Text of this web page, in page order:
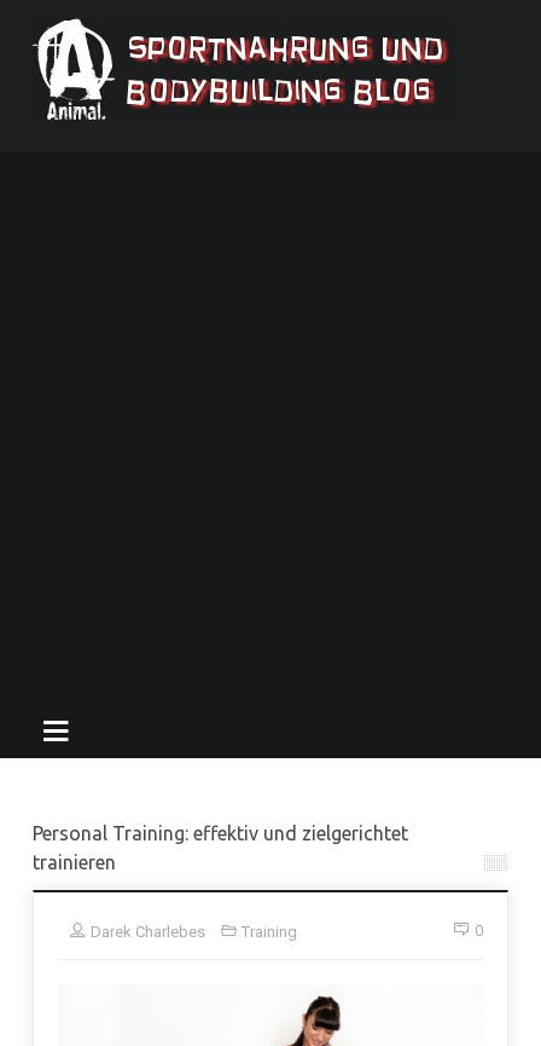
Personal Training: effektiv und zielgerichtet
trainieren
Darek Charlebes Training 0